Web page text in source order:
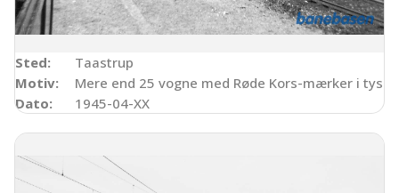
Sted:
Taastrup
Motiv:
Mere end 25 vogne med Røde Kors-mærker i
Dato:
1945-04-XX